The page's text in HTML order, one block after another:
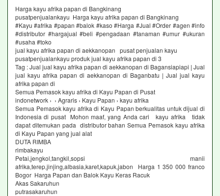
Harga kayu afrika papan di Bangkinang
pusatpenjualankayu Harga kayu afrika papan di Bangkinang
#Kayu #afrika #papan #balok #kaso #Harga #Jual #Order #agen #info
#distributor #hargajual #beli #pengadaan #tanaman #umur #ukuran
#usaha #toko
jual kayu afrika papan di aekkanopan pusat penjualan kayu
pusatpenjualankayu produk jual kayu afrika papan di 3
Tag : Jual jual kayu afrika papan di aekkanopan di Bagansiapiapi | Jual
jual kayu afrika papan di aekkanopan di Baganbatu | Jual jual kayu
afrika papan di
Semua Pemasok kayu afrika di Kayu Papan di Pusat
indonetwork › › Agraris › Kayu Papan › kayu afrika
Semua Pemasok kayu afrika di Kayu Papan berkualitas untuk dijual di
Indonesia di pusat Mohon maaf, yang Anda cari kayu afrika tidak
dapat ditemukan pada distributor bahan Semua Pemasok kayu afrika
di Kayu Papan yang jual alat
DUTA RIMBA
rimbakayu
Petai,jengkol,tangkil,sopsi manii
afrika,terep,jinjing,albasia,karet,kapuk,jabon Harga 1 350 000 franco
Bogor Harga Papan dan Balok Kayu Keras Racuk
Akas Sakaruhun
putrasakaruhun